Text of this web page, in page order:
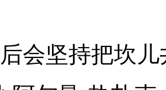
会坚持把坎